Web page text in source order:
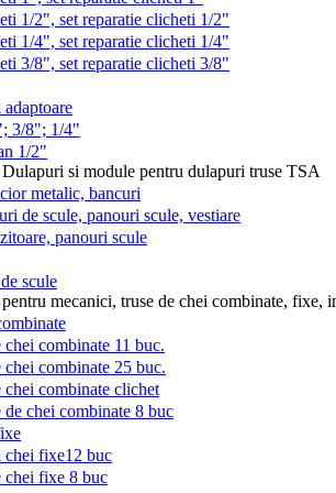
1/2", set reparatie clicheti 1/2"
1/4", set reparatie clicheti 1/4"
3/8", set reparatie clicheti 3/8"
adaptoare
3/8"; 1/4"
1/2"
Dulapuri si module pentru dulapuri truse TSA
metalic, bancuri
de scule, panouri scule, vestiare
panouri scule
scule
mecanici, truse de chei combinate, fixe,
chei combinate 11 buc.
chei combinate 25 buc.
chei combinate clichet
de chei combinate 8 buc
chei fixe12 buc
chei fixe 8 buc